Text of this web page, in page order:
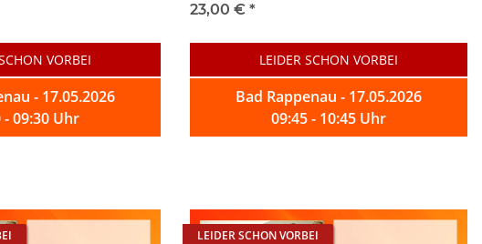
VORBEI
- 17.05.2026
- 09:30 Uhr
23,00 € *
LEIDER SCHON VORBEI
Bad Rappenau - 17.05.2026
09:45 - 10:45 Uhr
LEIDER SCHON VORBEI